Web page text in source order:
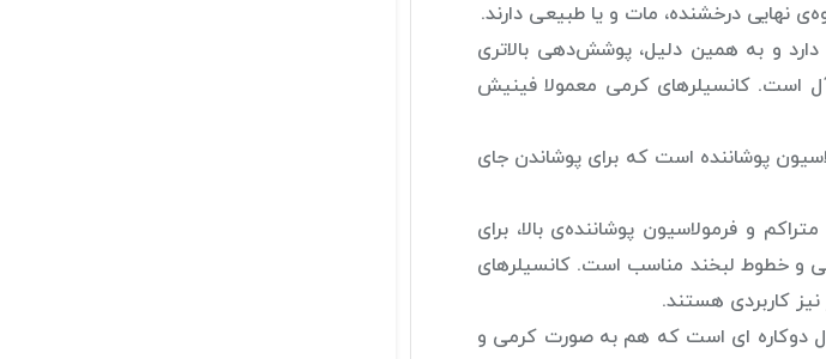
نهایی درخشنده، مات و یا طبیعی دارند.
و به همین دلیل، پوشش‌دهی بالاتری
است. کانسیلرهای کرمی معمولا فینیش
پوشاننده است که برای پوشاندن جای
و فرمولاسیون پوشاننده‌ی بالا، برای
و خطوط لبخند مناسب است. کانسیلرهای
کاربردی هستند.
دوکاره ای است که هم به صورت کرمی و